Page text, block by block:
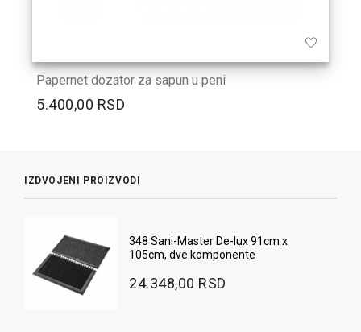
Papernet dozator za sapun u peni
5.400,00 RSD
IZDVOJENI PROIZVODI
348 Sani-Master De-lux 91cm x
105cm, dve komponente
24.348,00 RSD